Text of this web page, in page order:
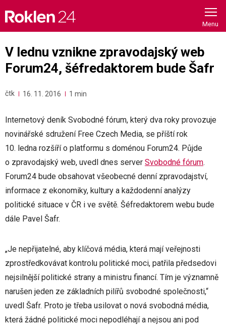
content
V lednu vznikne zpravodajský web
Forum24, šéfredaktorem bude Šafr
čtk 16. 11. 2016 1 min
Internetový deník Svobodné fórum, který dva roky provozuje
novinářské sdružení Free Czech Media, se příští rok
10. ledna rozšíří o platformu s doménou Forum24. Půjde
o zpravodajský web, uvedl dnes server Svobodné fórum.
Forum24 bude obsahovat všeobecné denní zpravodajství,
informace z ekonomiky, kultury a každodenní analýzy
politické situace v ČR i ve světě. Šéfredaktorem webu bude
dále Pavel Šafr.
„Je nepřijatelné, aby klíčová média, která mají veřejnosti
zprostředkovávat kontrolu politické moci, patřila předsedovi
nejsilnější politické strany a ministru financí. Tím je významně
narušen jeden ze základních pilířů svobodné společnosti,“
uvedl Šafr. Proto je třeba usilovat o nová svobodná média,
která žádné politické moci nepodléhají a nejsou ani pod